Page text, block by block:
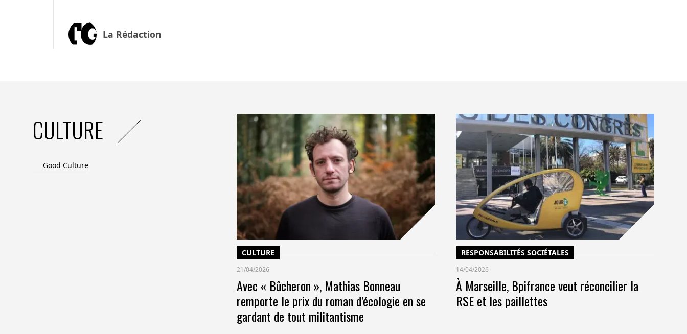
La Rédaction
CULTURE
Good Culture
CULTURE
21/04/2026
Avec « Bûcheron », Mathias Bonneau
remporte le prix du roman d’écologie en se
gardant de tout militantisme
RESPONSABILITÉS SOCIÉTALES
14/04/2026
À Marseille, Bpifrance veut réconcilier la
RSE et les paillettes